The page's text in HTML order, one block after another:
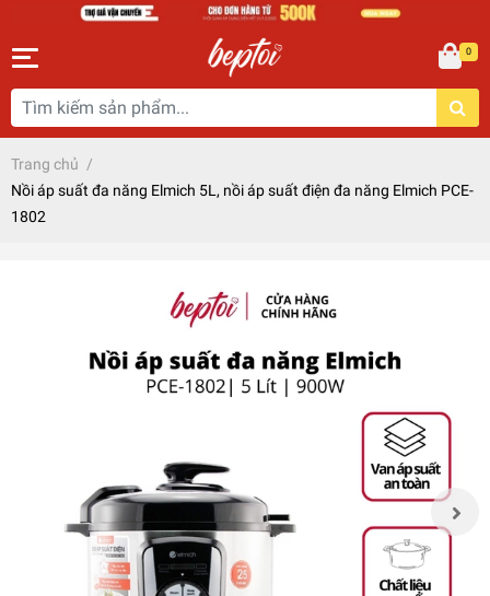
0
Trang chủ /
Nồi áp suất đa năng Elmich 5L, nồi áp suất điện đa năng Elmich PCE-
1802